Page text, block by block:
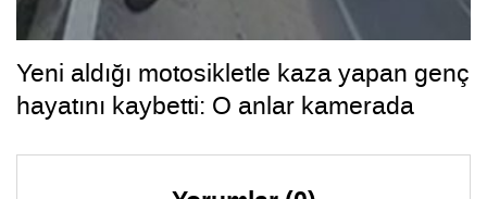
Yeni aldığı motosikletle kaza yapan genç
hayatını kaybetti: O anlar kamerada